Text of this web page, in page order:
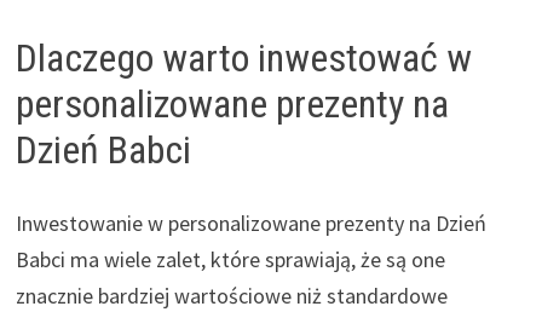
Dlaczego warto inwestować w
personalizowane prezenty na
Dzień Babci
Inwestowanie w personalizowane prezenty na Dzień
Babci ma wiele zalet, które sprawiają, że są one
znacznie bardziej wartościowe niż standardowe